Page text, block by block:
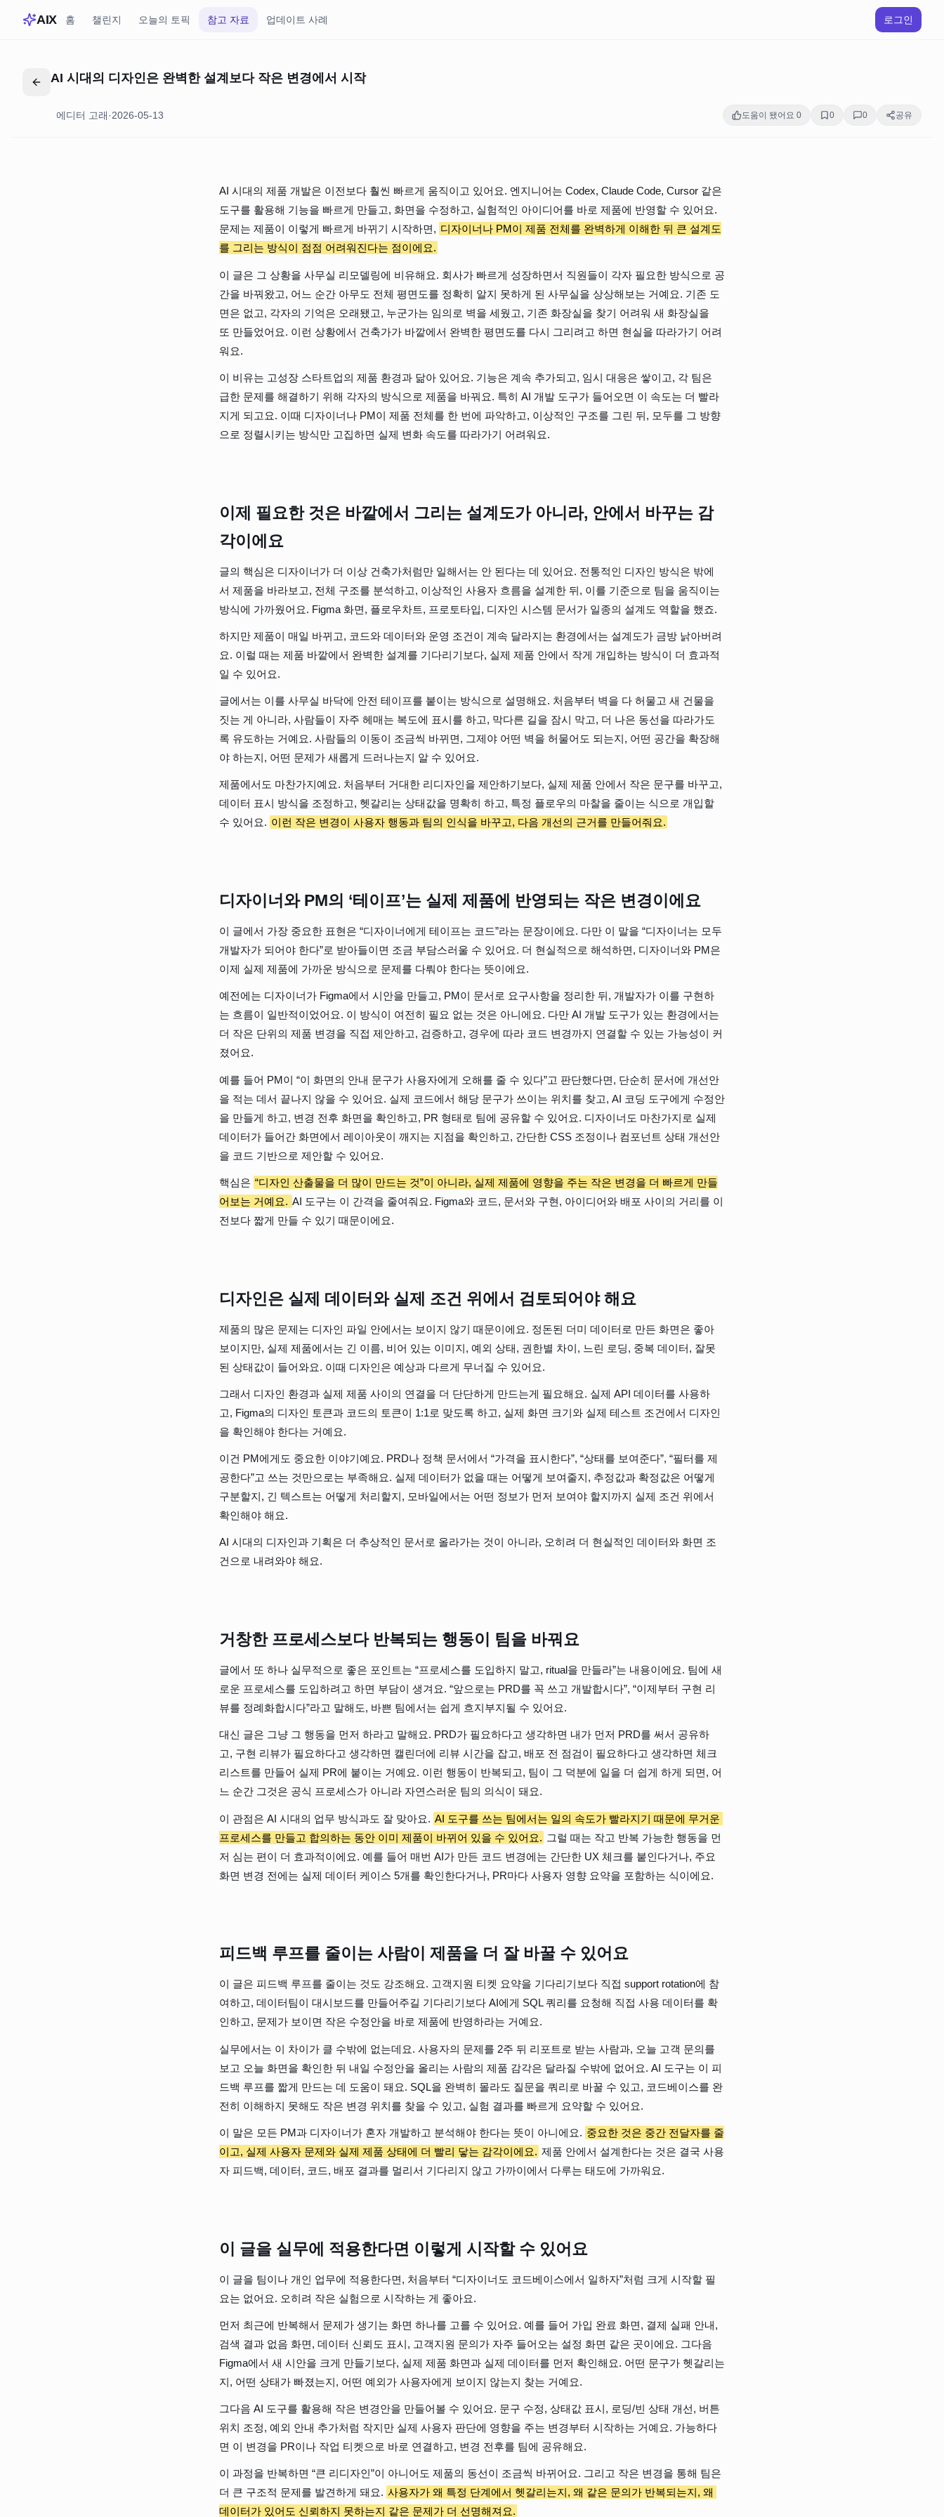
AIX 홈 챌린지 오늘의 토픽 참고 자료 업데이트 사례 로그인
AI 시대의 디자인은 완벽한 설계보다 작은 변경에서 시작
에디터 고래·2026-05-13 도움이 됐어요 0 0 0 공유
AI 시대의 제품 개발은 이전보다 훨씬 빠르게 움직이고 있어요. 엔지니어는 Codex, Claude Code, Cursor 같은
도구를 활용해 기능을 빠르게 만들고, 화면을 수정하고, 실험적인 아이디어를 바로 제품에 반영할 수 있어요.
문제는 제품이 이렇게 빠르게 바뀌기 시작하면, 디자이너나 PM이 제품 전체를 완벽하게 이해한 뒤 큰 설계도
를 그리는 방식이 점점 어려워진다는 점이에요.
이 글은 그 상황을 사무실 리모델링에 비유해요. 회사가 빠르게 성장하면서 직원들이 각자 필요한 방식으로 공
간을 바꿔왔고, 어느 순간 아무도 전체 평면도를 정확히 알지 못하게 된 사무실을 상상해보는 거예요. 기존 도
면은 없고, 각자의 기억은 오래됐고, 누군가는 임의로 벽을 세웠고, 기존 화장실을 찾기 어려워 새 화장실을
또 만들었어요. 이런 상황에서 건축가가 바깥에서 완벽한 평면도를 다시 그리려고 하면 현실을 따라가기 어려
워요.
이 비유는 고성장 스타트업의 제품 환경과 닮아 있어요. 기능은 계속 추가되고, 임시 대응은 쌓이고, 각 팀은
급한 문제를 해결하기 위해 각자의 방식으로 제품을 바꿔요. 특히 AI 개발 도구가 들어오면 이 속도는 더 빨라
지게 되고요. 이때 디자이너나 PM이 제품 전체를 한 번에 파악하고, 이상적인 구조를 그린 뒤, 모두를 그 방향
으로 정렬시키는 방식만 고집하면 실제 변화 속도를 따라가기 어려워요.
이제 필요한 것은 바깥에서 그리는 설계도가 아니라, 안에서 바꾸는 감
각이에요
글의 핵심은 디자이너가 더 이상 건축가처럼만 일해서는 안 된다는 데 있어요. 전통적인 디자인 방식은 밖에
서 제품을 바라보고, 전체 구조를 분석하고, 이상적인 사용자 흐름을 설계한 뒤, 이를 기준으로 팀을 움직이는
방식에 가까웠어요. Figma 화면, 플로우차트, 프로토타입, 디자인 시스템 문서가 일종의 설계도 역할을 했죠.
하지만 제품이 매일 바뀌고, 코드와 데이터와 운영 조건이 계속 달라지는 환경에서는 설계도가 금방 낡아버려
요. 이럴 때는 제품 바깥에서 완벽한 설계를 기다리기보다, 실제 제품 안에서 작게 개입하는 방식이 더 효과적
일 수 있어요.
글에서는 이를 사무실 바닥에 안전 테이프를 붙이는 방식으로 설명해요. 처음부터 벽을 다 허물고 새 건물을
짓는 게 아니라, 사람들이 자주 헤매는 복도에 표시를 하고, 막다른 길을 잠시 막고, 더 나은 동선을 따라가도
록 유도하는 거예요. 사람들의 이동이 조금씩 바뀌면, 그제야 어떤 벽을 허물어도 되는지, 어떤 공간을 확장해
야 하는지, 어떤 문제가 새롭게 드러나는지 알 수 있어요.
제품에서도 마찬가지예요. 처음부터 거대한 리디자인을 제안하기보다, 실제 제품 안에서 작은 문구를 바꾸고,
데이터 표시 방식을 조정하고, 헷갈리는 상태값을 명확히 하고, 특정 플로우의 마찰을 줄이는 식으로 개입할
수 있어요. 이런 작은 변경이 사용자 행동과 팀의 인식을 바꾸고, 다음 개선의 근거를 만들어줘요.
디자이너와 PM의 ‘테이프’는 실제 제품에 반영되는 작은 변경이에요
이 글에서 가장 중요한 표현은 “디자이너에게 테이프는 코드”라는 문장이에요. 다만 이 말을 “디자이너는 모두
개발자가 되어야 한다”로 받아들이면 조금 부담스러울 수 있어요. 더 현실적으로 해석하면, 디자이너와 PM은
이제 실제 제품에 가까운 방식으로 문제를 다뤄야 한다는 뜻이에요.
예전에는 디자이너가 Figma에서 시안을 만들고, PM이 문서로 요구사항을 정리한 뒤, 개발자가 이를 구현하
는 흐름이 일반적이었어요. 이 방식이 여전히 필요 없는 것은 아니에요. 다만 AI 개발 도구가 있는 환경에서는
더 작은 단위의 제품 변경을 직접 제안하고, 검증하고, 경우에 따라 코드 변경까지 연결할 수 있는 가능성이 커
졌어요.
예를 들어 PM이 “이 화면의 안내 문구가 사용자에게 오해를 줄 수 있다”고 판단했다면, 단순히 문서에 개선안
을 적는 데서 끝나지 않을 수 있어요. 실제 코드에서 해당 문구가 쓰이는 위치를 찾고, AI 코딩 도구에게 수정안
을 만들게 하고, 변경 전후 화면을 확인하고, PR 형태로 팀에 공유할 수 있어요. 디자이너도 마찬가지로 실제
데이터가 들어간 화면에서 레이아웃이 깨지는 지점을 확인하고, 간단한 CSS 조정이나 컴포넌트 상태 개선안
을 코드 기반으로 제안할 수 있어요.
핵심은 “디자인 산출물을 더 많이 만드는 것”이 아니라, 실제 제품에 영향을 주는 작은 변경을 더 빠르게 만들
어보는 거예요. AI 도구는 이 간격을 줄여줘요. Figma와 코드, 문서와 구현, 아이디어와 배포 사이의 거리를 이
전보다 짧게 만들 수 있기 때문이에요.
디자인은 실제 데이터와 실제 조건 위에서 검토되어야 해요
제품의 많은 문제는 디자인 파일 안에서는 보이지 않기 때문이에요. 정돈된 더미 데이터로 만든 화면은 좋아
보이지만, 실제 제품에서는 긴 이름, 비어 있는 이미지, 예외 상태, 권한별 차이, 느린 로딩, 중복 데이터, 잘못
된 상태값이 들어와요. 이때 디자인은 예상과 다르게 무너질 수 있어요.
그래서 디자인 환경과 실제 제품 사이의 연결을 더 단단하게 만드는게 필요해요. 실제 API 데이터를 사용하
고, Figma의 디자인 토큰과 코드의 토큰이 1:1로 맞도록 하고, 실제 화면 크기와 실제 테스트 조건에서 디자인
을 확인해야 한다는 거예요.
이건 PM에게도 중요한 이야기예요. PRD나 정책 문서에서 “가격을 표시한다”, “상태를 보여준다”, “필터를 제
공한다”고 쓰는 것만으로는 부족해요. 실제 데이터가 없을 때는 어떻게 보여줄지, 추정값과 확정값은 어떻게
구분할지, 긴 텍스트는 어떻게 처리할지, 모바일에서는 어떤 정보가 먼저 보여야 할지까지 실제 조건 위에서
확인해야 해요.
AI 시대의 디자인과 기획은 더 추상적인 문서로 올라가는 것이 아니라, 오히려 더 현실적인 데이터와 화면 조
건으로 내려와야 해요.
거창한 프로세스보다 반복되는 행동이 팀을 바꿔요
글에서 또 하나 실무적으로 좋은 포인트는 “프로세스를 도입하지 말고, ritual을 만들라”는 내용이에요. 팀에 새
로운 프로세스를 도입하려고 하면 부담이 생겨요. “앞으로는 PRD를 꼭 쓰고 개발합시다”, “이제부터 구현 리
뷰를 정례화합시다”라고 말해도, 바쁜 팀에서는 쉽게 흐지부지될 수 있어요.
대신 글은 그냥 그 행동을 먼저 하라고 말해요. PRD가 필요하다고 생각하면 내가 먼저 PRD를 써서 공유하
고, 구현 리뷰가 필요하다고 생각하면 캘린더에 리뷰 시간을 잡고, 배포 전 점검이 필요하다고 생각하면 체크
리스트를 만들어 실제 PR에 붙이는 거예요. 이런 행동이 반복되고, 팀이 그 덕분에 일을 더 쉽게 하게 되면, 어
느 순간 그것은 공식 프로세스가 아니라 자연스러운 팀의 의식이 돼요.
이 관점은 AI 시대의 업무 방식과도 잘 맞아요. AI 도구를 쓰는 팀에서는 일의 속도가 빨라지기 때문에 무거운
프로세스를 만들고 합의하는 동안 이미 제품이 바뀌어 있을 수 있어요. 그럴 때는 작고 반복 가능한 행동을 먼
저 심는 편이 더 효과적이에요. 예를 들어 매번 AI가 만든 코드 변경에는 간단한 UX 체크를 붙인다거나, 주요
화면 변경 전에는 실제 데이터 케이스 5개를 확인한다거나, PR마다 사용자 영향 요약을 포함하는 식이에요.
피드백 루프를 줄이는 사람이 제품을 더 잘 바꿀 수 있어요
이 글은 피드백 루프를 줄이는 것도 강조해요. 고객지원 티켓 요약을 기다리기보다 직접 support rotation에 참
여하고, 데이터팀이 대시보드를 만들어주길 기다리기보다 AI에게 SQL 쿼리를 요청해 직접 사용 데이터를 확
인하고, 문제가 보이면 작은 수정안을 바로 제품에 반영하라는 거예요.
실무에서는 이 차이가 클 수밖에 없는데요. 사용자의 문제를 2주 뒤 리포트로 받는 사람과, 오늘 고객 문의를
보고 오늘 화면을 확인한 뒤 내일 수정안을 올리는 사람의 제품 감각은 달라질 수밖에 없어요. AI 도구는 이 피
드백 루프를 짧게 만드는 데 도움이 돼요. SQL을 완벽히 몰라도 질문을 쿼리로 바꿀 수 있고, 코드베이스를 완
전히 이해하지 못해도 작은 변경 위치를 찾을 수 있고, 실험 결과를 빠르게 요약할 수 있어요.
이 말은 모든 PM과 디자이너가 혼자 개발하고 분석해야 한다는 뜻이 아니에요. 중요한 것은 중간 전달자를 줄
이고, 실제 사용자 문제와 실제 제품 상태에 더 빨리 닿는 감각이에요. 제품 안에서 설계한다는 것은 결국 사용
자 피드백, 데이터, 코드, 배포 결과를 멀리서 기다리지 않고 가까이에서 다루는 태도에 가까워요.
이 글을 실무에 적용한다면 이렇게 시작할 수 있어요
이 글을 팀이나 개인 업무에 적용한다면, 처음부터 “디자이너도 코드베이스에서 일하자”처럼 크게 시작할 필
요는 없어요. 오히려 작은 실험으로 시작하는 게 좋아요.
먼저 최근에 반복해서 문제가 생기는 화면 하나를 고를 수 있어요. 예를 들어 가입 완료 화면, 결제 실패 안내,
검색 결과 없음 화면, 데이터 신뢰도 표시, 고객지원 문의가 자주 들어오는 설정 화면 같은 곳이에요. 그다음
Figma에서 새 시안을 크게 만들기보다, 실제 제품 화면과 실제 데이터를 먼저 확인해요. 어떤 문구가 헷갈리는
지, 어떤 상태가 빠졌는지, 어떤 예외가 사용자에게 보이지 않는지 찾는 거예요.
그다음 AI 도구를 활용해 작은 변경안을 만들어볼 수 있어요. 문구 수정, 상태값 표시, 로딩/빈 상태 개선, 버튼
위치 조정, 예외 안내 추가처럼 작지만 실제 사용자 판단에 영향을 주는 변경부터 시작하는 거예요. 가능하다
면 이 변경을 PR이나 작업 티켓으로 바로 연결하고, 변경 전후를 팀에 공유해요.
이 과정을 반복하면 “큰 리디자인”이 아니어도 제품의 동선이 조금씩 바뀌어요. 그리고 작은 변경을 통해 팀은
더 큰 구조적 문제를 발견하게 돼요. 사용자가 왜 특정 단계에서 헷갈리는지, 왜 같은 문의가 반복되는지, 왜
데이터가 있어도 신뢰하지 못하는지 같은 문제가 더 선명해져요.